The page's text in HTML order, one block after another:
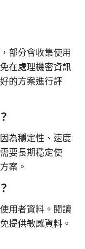
部分會收集使用
在處理機密資訊
的方案進行評
為穩定性、速度
要長期穩定使
案。
用者資料。閱讀
提供敏感資料。